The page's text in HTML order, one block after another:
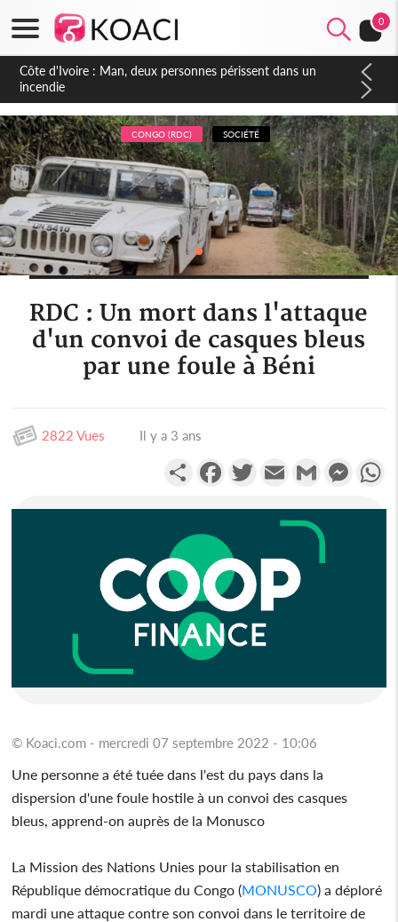
0
Côte d'Ivoire : Séileu, la célébration de la fête nationale
transformée en vaste campagne contre les produits
dépigmentants dangereux
CONGO (RDC) SOCIÉTÉ
RDC : Un mort dans l'attaque
d'un convoi de casques bleus
par une foule à Béni
2822 Vues Il y a 3 ans
PartagerFacebookTwitterEmail Gmail
© Koaci.com - mercredi 07 septembre 2022 - 10:06
Une personne a été tuée dans l'est du pays dans la
dispersion d'une foule hostile à un convoi des casques
bleus, apprend-on auprès de la Monusco
La Mission des Nations Unies pour la stabilisation en
République démocratique du Congo (MONUSCO) a déploré
mardi une attaque contre son convoi dans le territoire de